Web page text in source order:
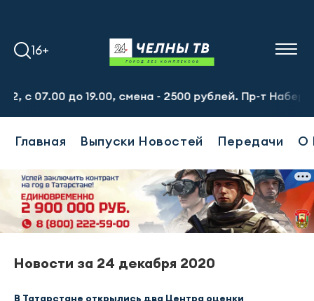
16+
07.00 до 19.00, смена - 2500 рублей. Пр-т
Главная Выпуски Новостей Передачи О
Новости за 24 декабря 2020
В Татарстане открылись два Центра оценки